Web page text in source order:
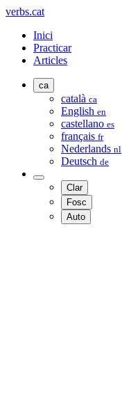
verbs.cat
Inici
Practicar
Articles
ca
català ca
English en
castellano es
français fr
Nederlands nl
Deutsch de
Clar
Fosc
Auto